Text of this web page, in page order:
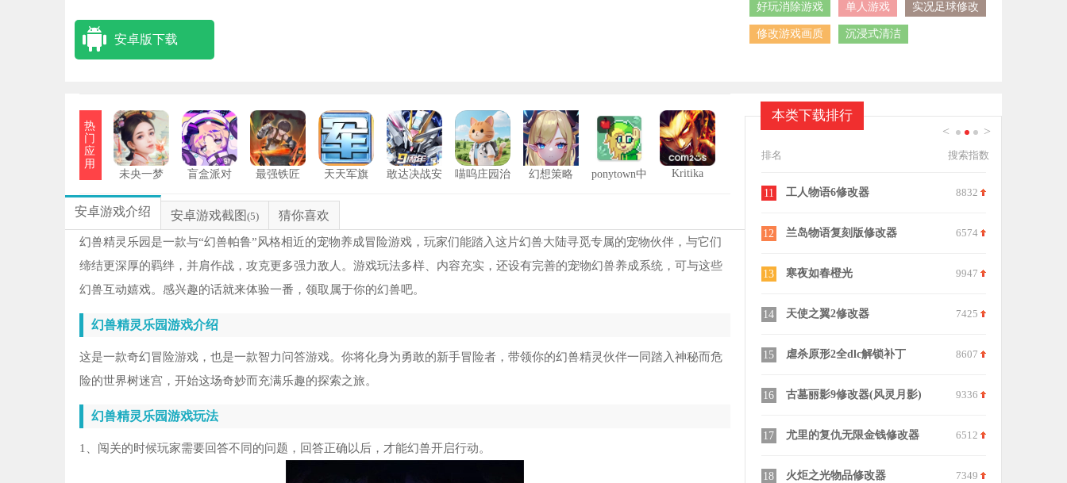
安卓版下载
好玩消除游戏 单人游戏 实况足球修改
修改游戏画质 沉浸式清洁
热
门
应
用
未央一梦
盲盒派对 最强铁匠 天天军旗
敢达决战安
喵呜庄园治
幻想策略
ponytown中
Kritika
安卓游戏介绍 安卓游戏截图 (5) 猜你喜欢
幻兽精灵乐园是一款与“幻兽帕鲁”风格相近的宠物养成冒险游戏，玩家们能踏入这片幻兽大陆寻觅专属的宠物伙伴，与它们
缔结更深厚的羁绊，并肩作战，攻克更多强力敌人。游戏玩法多样、内容充实，还设有完善的宠物幻兽养成系统，可与这些
幻兽互动嬉戏。感兴趣的话就来体验一番，领取属于你的幻兽吧。
幻兽精灵乐园游戏介绍
这是一款奇幻冒险游戏，也是一款智力问答游戏。你将化身为勇敢的新手冒险者，带领你的幻兽精灵伙伴一同踏入神秘而危
险的世界树迷宫，开始这场奇妙而充满乐趣的探索之旅。
幻兽精灵乐园游戏玩法
1、闯关的时候玩家需要回答不同的问题，回答正确以后，才能幻兽开启行动。
本类下载排行
< >
排名 搜索指数
2 侠盗猎车手罪恶都市重制版修改器 8755
3 圣安地列斯热咖啡补丁
5 寻道大千辅助修改器
11 工人物语6修改器 8832
12 兰岛物语复刻版修改器 6574
13 寒夜如春橙光 9947
14 天使之翼2修改器 7425
15 虐杀原形2全dlc解锁补丁 8607
16 古墓丽影9修改器(风灵月影) 9336
17 尤里的复仇无限金钱修改器 6512
18 火炬之光物品修改器 7349